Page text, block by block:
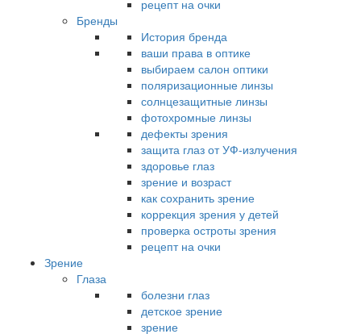
рецепт на очки
Бренды
История бренда
ваши права в оптике
выбираем салон оптики
поляризационные линзы
солнцезащитные линзы
фотохромные линзы
дефекты зрения
защита глаз от УФ-излучения
здоровье глаз
зрение и возраст
как сохранить зрение
коррекция зрения у детей
проверка остроты зрения
рецепт на очки
Зрение
Глаза
болезни глаз
детское зрение
зрение